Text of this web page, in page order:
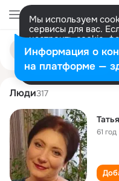
Мы используем
сервисы для вас.
настроить cookie-
представитель.
Разрешить все
Поиск
людям
tatyana chernobay
Люди317
61 год
Информация о
на платформе —